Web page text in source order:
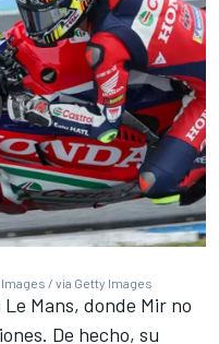
/ via Getty Images
Mans, donde Mir no
De hecho, su